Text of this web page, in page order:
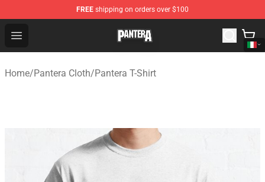
FREE shipping on orders over $100
Open menu
Pantera Store - Official Pantera Merchandise Shop
Home/Pantera Cloth/Pantera T-Shirt